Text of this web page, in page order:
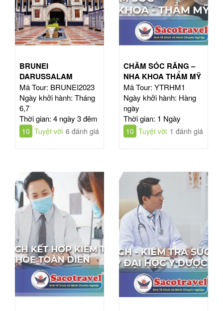
BRUNEI
DARUSSALAM
Mã Tour: BRUNEI2023
Ngày khởi hành: Tháng
6,7
Thời gian: 4 ngày 3 đêm
10 Tuyệt vời 6 đánh giá
CHĂM SÓC RĂNG –
NHA KHOA THẨM MỸ
Mã Tour: YTRHM1
Ngày khởi hành: Hàng
ngày
Thời gian: 1 Ngày
10 Tuyệt vời 1 đánh giá